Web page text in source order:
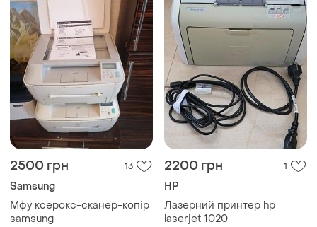
2500 грн 13
Samsung
Мфу ксерокс-сканер-копір
samsung
2200 грн 1
HP
Лазерний принтер hp
laserjet 1020